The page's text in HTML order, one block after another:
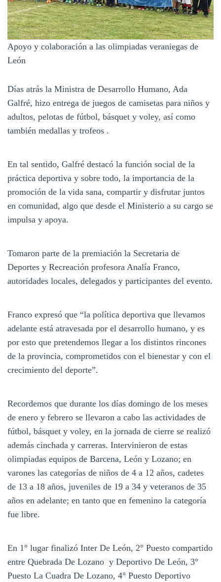
Apoyo y colaboración a las olimpiadas veraniegas de
León
Días atrás la Ministra de Desarrollo Humano, Ada
Galfré, hizo entrega de juegos de camisetas para niños y
adultos, pelotas de fútbol, básquet y voley, así como
también medallas y trofeos .
En tal sentido, Galfré destacó la función social de la
práctica deportiva y sobre todo, la importancia de la
promoción de la vida sana, compartir y disfrutar juntos
en comunidad, algo que desde el Ministerio a su cargo se
impulsa y apoya.
Tomaron parte de la premiación la Secretaria de
Deportes y Recreación profesora Analía Franco,
autoridades locales, delegados y participantes del evento.
Franco expresó que “la política deportiva que llevamos
adelante está atravesada por el desarrollo humano, y es
por esto que pretendemos llegar a los distintos rincones
de la provincia, comprometidos con el bienestar y con el
crecimiento del deporte”.
Recordemos que durante los días domingo de los meses
de enero y febrero se llevaron a cabo las actividades de
fútbol, básquet y voley, en la jornada de cierre se realizó
además cinchada y carreras. Intervinieron de estas
olimpiadas equipos de Barcena, León y Lozano; en
varones las categorías de niños de 4 a 12 años, cadetes
de 13 a 18 años, juveniles de 19 a 34 y veteranos de 35
años en adelante; en tanto que en femenino la categoría
fue libre.
En 1° lugar finalizó Inter De León, 2° Puesto compartido
entre Quebrada De Lozano y Deportivo De León, 3°
Puesto La Cuadra De Lozano, 4° Puesto Deportivo